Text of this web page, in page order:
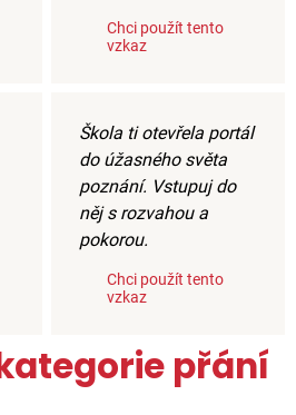
Chci použít tento
vzkaz
Škola ti otevřela portál
do úžasného světa
poznání. Vstupuj do
něj s rozvahou a
pokorou.
Chci použít tento
vzkaz
přání